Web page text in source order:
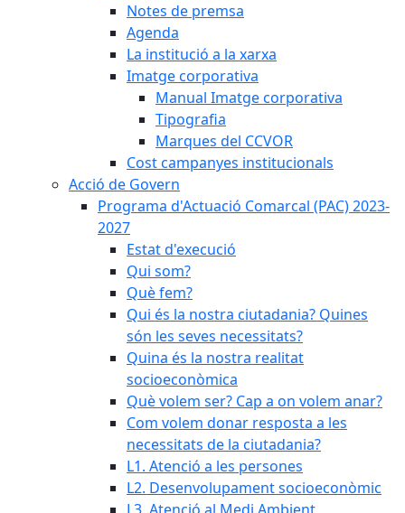
Notes de premsa
Agenda
La institució a la xarxa
Imatge corporativa
Manual Imatge corporativa
Tipografia
Marques del CCVOR
Cost campanyes institucionals
Acció de Govern
Programa d'Actuació Comarcal (PAC) 2023-
2027
Estat d'execució
Qui som?
Què fem?
Qui és la nostra ciutadania? Quines
són les seves necessitats?
Quina és la nostra realitat
socioeconòmica
Què volem ser? Cap a on volem anar?
Com volem donar resposta a les
necessitats de la ciutadania?
L1. Atenció a les persones
L2. Desenvolupament socioeconòmic